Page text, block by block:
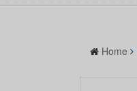
Home